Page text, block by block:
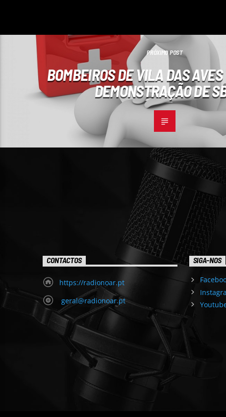
PRÓXIMO POST
BOMBEIROS DE VILA DAS AVES
DEMONSTRAÇÃO DE
CONTACTOS
https://radionoar.pt
geral@radionoar.pt
SIGA-NOS